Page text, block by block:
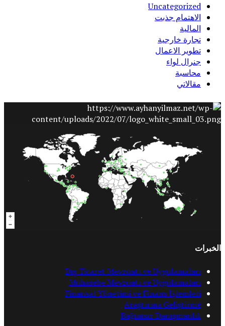
Uncategorized
الاهتمام جذبت
المالية
تجارة خارجية
تطوير الاعمال
جنرال لواء
محاسبة
مقالاتي
الخبرات
Dış Ticaret Mevzuatı ve Uygulamaları
Muhasebe Mevzuatı ve Uygulamaları
Finansal Yönetimi ve Finans İşlemleri
Araştırma Geliştirme
Bağımsız Danışmanlık